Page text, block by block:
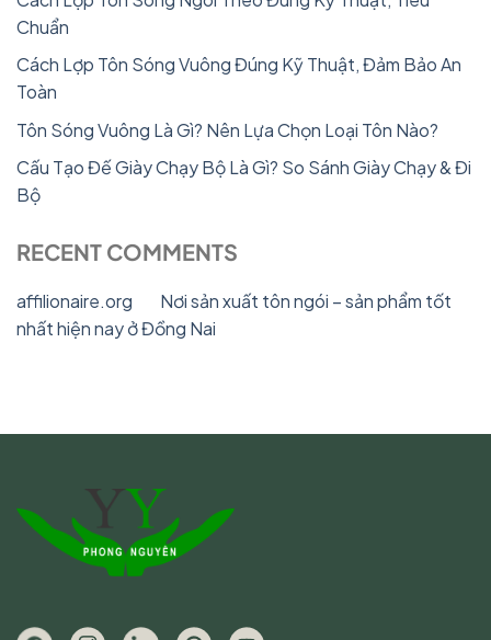
Chuẩn
Cách Lợp Tôn Sóng Vuông Đúng Kỹ Thuật, Đảm Bảo An
Toàn
Tôn Sóng Vuông Là Gì? Nên Lựa Chọn Loại Tôn Nào?
Cấu Tạo Đế Giày Chạy Bộ Là Gì? So Sánh Giày Chạy & Đi
Bộ
RECENT COMMENTS
affilionaire.org
Nơi sản xuất tôn ngói – sản phẩm tốt
nhất hiện nay ở Đồng Nai